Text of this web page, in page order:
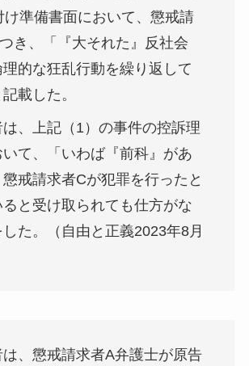
け準備書面において、懲戒請
き、「『大それた』反社会
的な狂乱行動を繰り返して
載した。
、上記（1）の事件の控訴理
て、「いわば『前科』があ
戒請求者Cが犯罪を行ったと
と受け取られても仕方がな
た。（自由と正義2023年8月
、懲戒請求者A弁護士が原告